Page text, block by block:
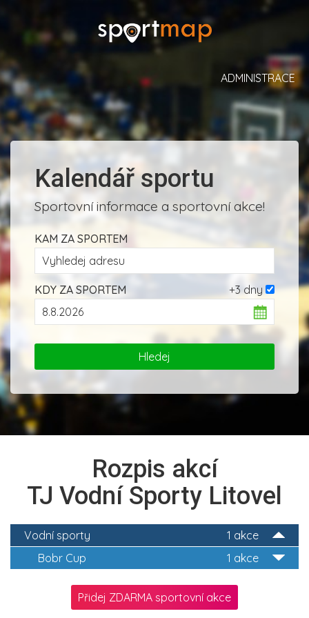
ADMINISTRACE
Kalendář sportu
Sportovní informace a sportovní akce!
KAM ZA SPORTEM
+3 dny
KDY ZA SPORTEM
Rozpis akcí
TJ Vodní Sporty Litovel
1 akce
Vodní sporty
1 akce
Bobr Cup
Přidej ZDARMA sportovní akce